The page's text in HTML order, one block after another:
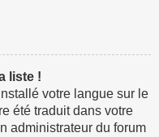
liste !
votre langue sur le
été traduit dans votre
administrateur du forum